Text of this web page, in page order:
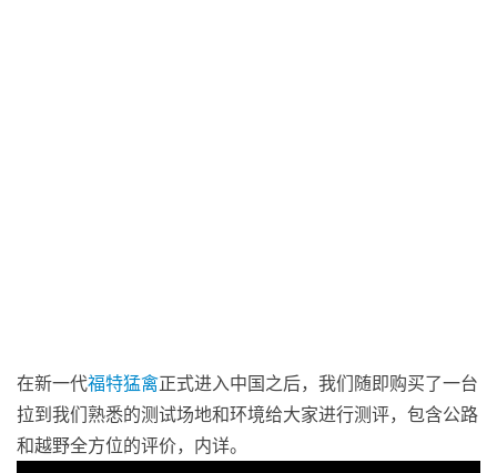
在新一代福特猛禽正式进入中国之后，我们随即购买了一台
拉到我们熟悉的测试场地和环境给大家进行测评，包含公路
和越野全方位的评价，内详。